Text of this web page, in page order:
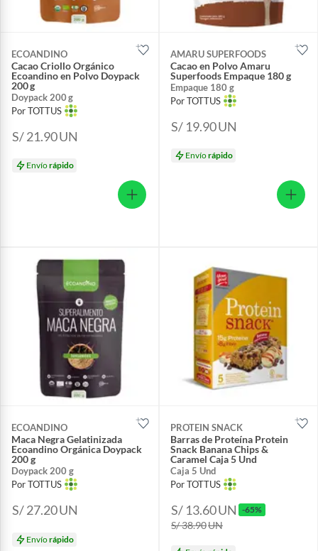
ECOANDINO
Cacao Criollo Orgánico
Ecoandino en Polvo Doypack
200 g
Doypack 200 g
Por TOTTUS
S/ 21.90UN
Envíorápido
AMARU SUPERFOODS
Cacao en Polvo Amaru
Superfoods Empaque 180 g
Empaque 180 g
Por TOTTUS
S/ 19.90UN
Envíorápido
ECOANDINO
Maca Negra Gelatinizada
Ecoandino Orgánica Doypack
200 g
Doypack 200 g
Por TOTTUS
S/ 27.20UN
Envíorápido
PROTEIN SNACK
Barras de Proteína Protein
Snack Banana Chips &
Caramel Caja 5 Und
Caja 5 Und
Por TOTTUS
S/ 13.60UN -65%
S/ 38.90UN